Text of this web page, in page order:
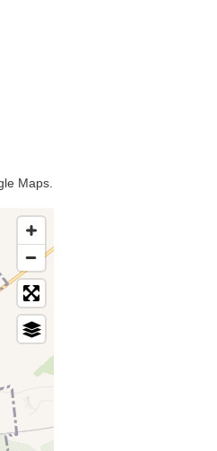
Maps.